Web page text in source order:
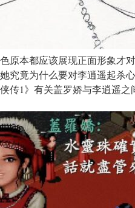
原本都应该展现正面形象才
究竟为什么要对李逍遥起杀
侠传1》有关盖罗娇与李逍遥之